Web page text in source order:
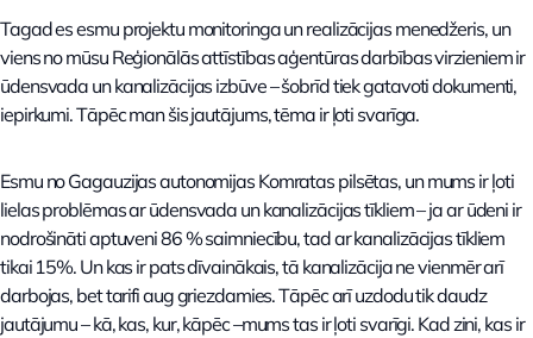
Tagad es esmu projektu monitoringa un realizācijas menedžeris, un
viens no mūsu Reģionālās attīstības aģentūras darbības virzieniem ir
ūdensvada un kanalizācijas izbūve – šobrīd tiek gatavoti dokumenti,
iepirkumi. Tāpēc man šis jautājums, tēma ir ļoti svarīga.
Esmu no Gagauzijas autonomijas Komratas pilsētas, un mums ir ļoti
lielas problēmas ar ūdensvada un kanalizācijas tīkliem – ja ar ūdeni ir
nodrošināti aptuveni 86 % saimniecību, tad ar kanalizācijas tīkliem
tikai 15%. Un kas ir pats dīvainākais, tā kanalizācija ne vienmēr arī
darbojas, bet tarifi aug griezdamies. Tāpēc arī uzdodu tik daudz
jautājumu – kā, kas, kur, kāpēc –mums tas ir ļoti svarīgi. Kad zini, kas ir